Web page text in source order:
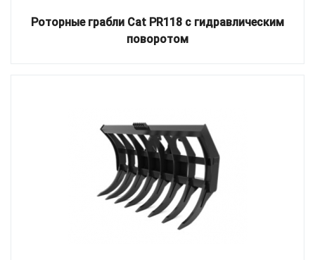
Роторные грабли Cat PR118 с гидравлическим
поворотом